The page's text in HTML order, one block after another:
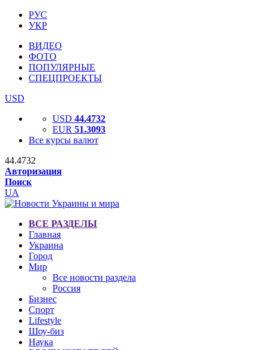
РУС
УКР
ВИДЕО
ФОТО
ПОПУЛЯРНЫЕ
СПЕЦПРОЕКТЫ
USD
USD 44.4732
EUR 51.3093
Все курсы валют
44.4732
Авторизация
Поиск
UA
ВСЕ РАЗДЕЛЫ
Главная
Украина
Город
Мир
Все новости раздела
Россия
Бизнес
Спорт
Lifestyle
Шоу-биз
Наука